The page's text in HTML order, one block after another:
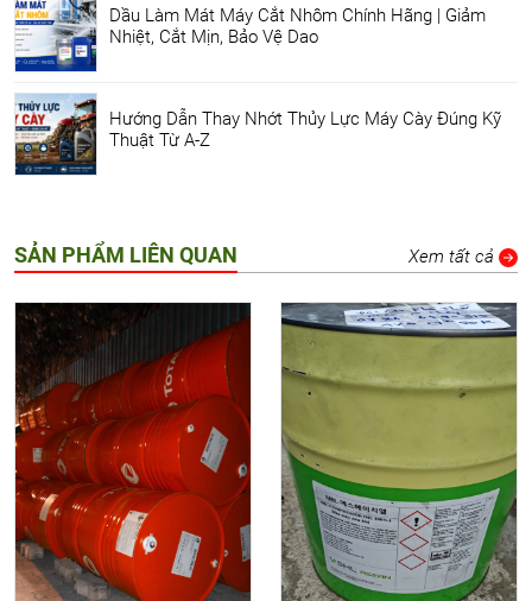
Dầu Làm Mát Máy Cắt Nhôm Chính Hãng | Giảm
Nhiệt, Cắt Mịn, Bảo Vệ Dao
Hướng Dẫn Thay Nhớt Thủy Lực Máy Cày Đúng Kỹ
Thuật Từ A-Z
SẢN PHẨM LIÊN QUAN Xem tất cả